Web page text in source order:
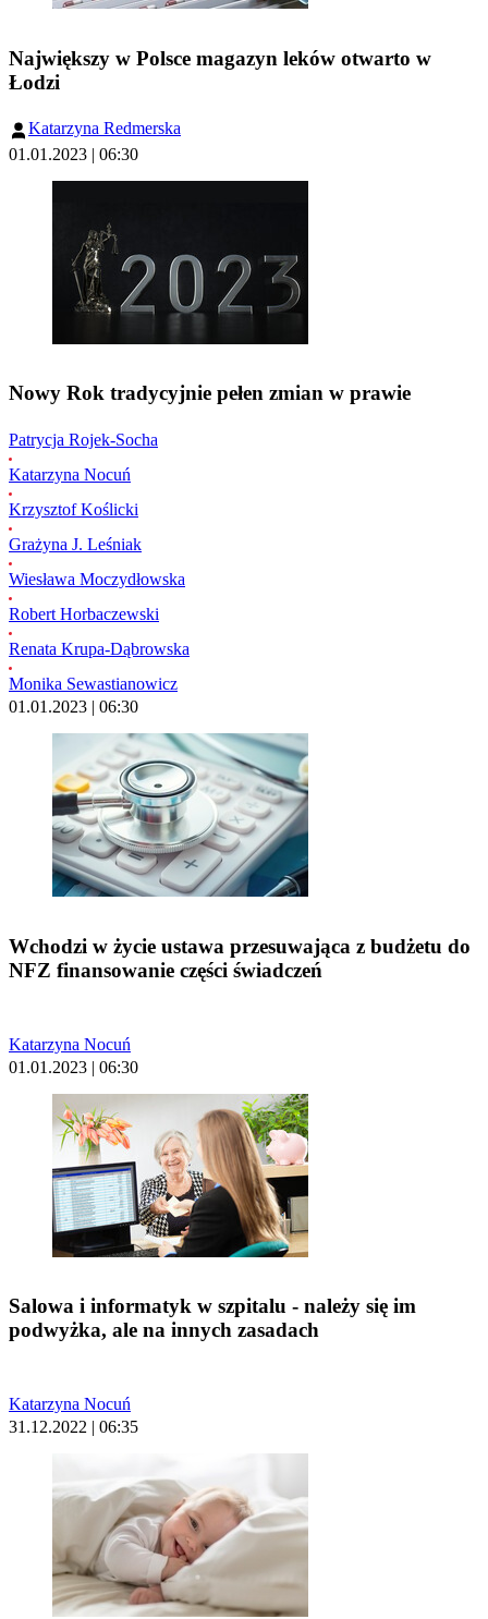
Największy w Polsce magazyn leków otwarto w
Łodzi
Katarzyna Redmerska
01.01.2023 | 06:30
Nowy Rok tradycyjnie pełen zmian w prawie
Patrycja Rojek-Socha
Katarzyna Nocuń
Krzysztof Koślicki
Grażyna J. Leśniak
Wiesława Moczydłowska
Robert Horbaczewski
Renata Krupa-Dąbrowska
Monika Sewastianowicz
01.01.2023 | 06:30
Wchodzi w życie ustawa przesuwająca z budżetu do
NFZ finansowanie części świadczeń
Katarzyna Nocuń
01.01.2023 | 06:30
Salowa i informatyk w szpitalu - należy się im
podwyżka, ale na innych zasadach
Katarzyna Nocuń
31.12.2022 | 06:35